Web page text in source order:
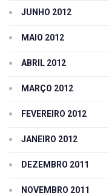
JUNHO 2012
MAIO 2012
ABRIL 2012
MARÇO 2012
FEVEREIRO 2012
JANEIRO 2012
DEZEMBRO 2011
NOVEMBRO 2011